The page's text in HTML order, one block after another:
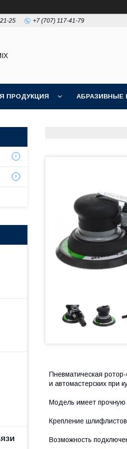
25 +7 (707) 117-41-79
ПРОДУКЦИЯ АБРАЗИВНЫЕ
Пневматическая
и автомастерских при
Модель имеет прочную
Крепление
Возможность